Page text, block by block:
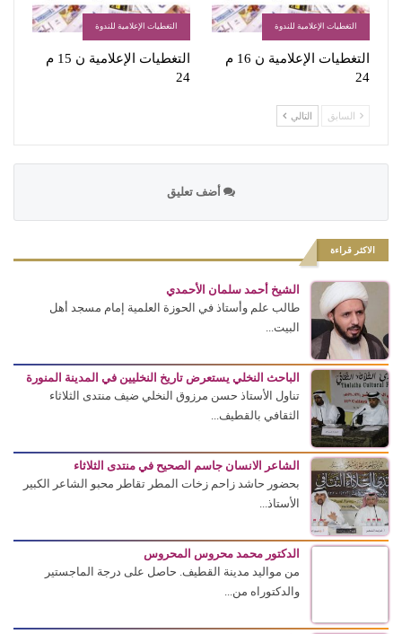
التغطيات الإعلامية للندوة
التغطيات الإعلامية ن 16 م
24
التغطيات الإعلامية للندوة
التغطيات الإعلامية ن 15 م
24
السابق التالي
أضف تعليق
الاكثر قراءة
الشيخ أحمد سلمان الأحمدي
طالب علم وأستاذ في الحوزة العلمية إمام مسجد أهل
البيت...
الباحث النخلي يستعرض تاريخ النخليين في المدينة المنورة
تناول الأستاذ حسن مرزوق النخلي ضيف منتدى الثلاثاء
الثقافي بالقطيف...
الشاعر الانسان جاسم الصحيح في منتدى الثلاثاء
بحضور حاشد زاحم زخات المطر تقاطر محبو الشاعر الكبير
الأستاذ...
الدكتور محمد محروس المحروس
من مواليد مدينة القطيف. حاصل على درجة الماجستير
والدكتوراه من...